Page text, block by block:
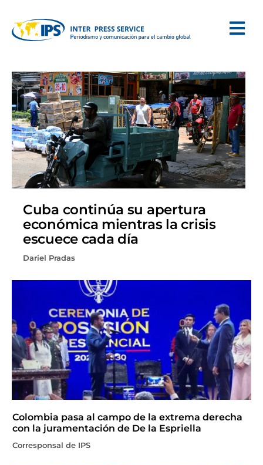
Cuba continúa su apertura
económica mientras la crisis
escuece cada día
Dariel Pradas
Colombia pasa al campo de la extrema derecha
con la juramentación de De la Espriella
Corresponsal de IPS